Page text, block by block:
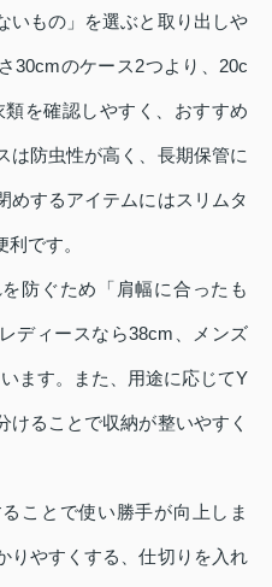
いもの」を選ぶと取り出しや
30cmのケース2つより、20c
を確認しやすく、おすすめ
は防虫性が高く、長期保管に
めするアイテムにはスリムタ
です。
防ぐため「肩幅に合ったも
ディースなら38cm、メンズ
ます。また、用途に応じてY
けることで収納が整いやすく
ことで使い勝手が向上しま
りやすくする、仕切りを入れ